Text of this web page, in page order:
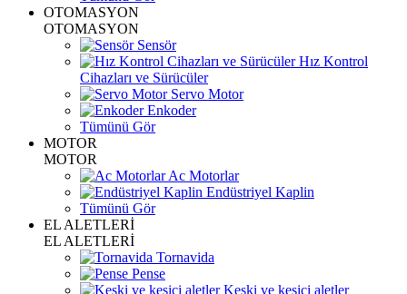
OTOMASYON
OTOMASYON
Sensör
Hız Kontrol
Cihazları ve Sürücüler
Servo Motor
Enkoder
Tümünü Gör
MOTOR
MOTOR
Ac Motorlar
Endüstriyel Kaplin
Tümünü Gör
EL ALETLERİ
EL ALETLERİ
Tornavida
Pense
Keski ve kesici aletler